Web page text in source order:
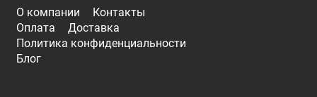
О компании
Контакты
Оплата
Доставка
Политика конфиденциальности
Блог